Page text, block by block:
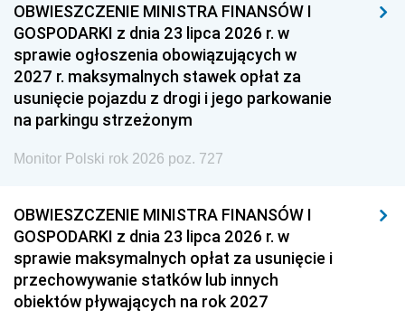
OBWIESZCZENIE MINISTRA FINANSÓW I
GOSPODARKI z dnia 23 lipca 2026 r. w
sprawie ogłoszenia obowiązujących w
2027 r. maksymalnych stawek opłat za
usunięcie pojazdu z drogi i jego parkowanie
na parkingu strzeżonym
Monitor Polski rok 2026 poz. 727
OBWIESZCZENIE MINISTRA FINANSÓW I
GOSPODARKI z dnia 23 lipca 2026 r. w
sprawie maksymalnych opłat za usunięcie i
przechowywanie statków lub innych
obiektów pływających na rok 2027